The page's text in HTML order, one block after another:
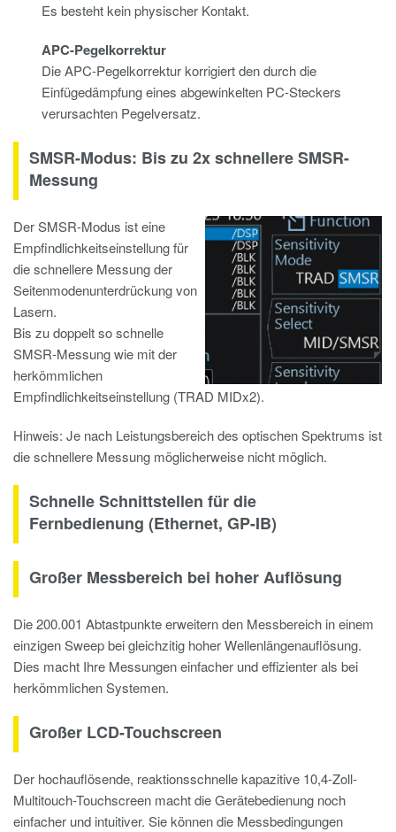
Es besteht kein physischer Kontakt.
APC-Pegelkorrektur
Die APC-Pegelkorrektur korrigiert den durch die
Einfügedämpfung eines abgewinkelten PC-Steckers
verursachten Pegelversatz.
SMSR-Modus: Bis zu 2x schnellere SMSR-
Messung
Der SMSR-Modus ist eine
Empfindlichkeitseinstellung für
die schnellere Messung der
Seitenmodenunterdrückung von
Lasern.
Bis zu doppelt so schnelle
SMSR-Messung wie mit der
herkömmlichen
Empfindlichkeitseinstellung (TRAD MIDx2).
Hinweis: Je nach Leistungsbereich des optischen Spektrums ist
die schnellere Messung möglicherweise nicht möglich.
Schnelle Schnittstellen für die
Fernbedienung (Ethernet, GP-IB)
Großer Messbereich bei hoher Auflösung
Die 200.001 Abtastpunkte erweitern den Messbereich in einem
einzigen Sweep bei gleichzitig hoher Wellenlängenauflösung.
Dies macht Ihre Messungen einfacher und effizienter als bei
herkömmlichen Systemen.
Großer LCD-Touchscreen
Der hochauflösende, reaktionsschnelle kapazitive 10,4-Zoll-
Multitouch-Touchscreen macht die Gerätebedienung noch
einfacher und intuitiver. Sie können die Messbedingungen